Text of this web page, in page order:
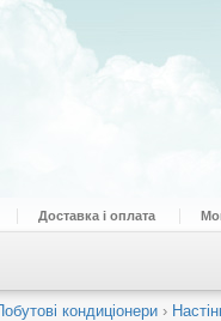
Доставка і оплата
кондиціонери ›